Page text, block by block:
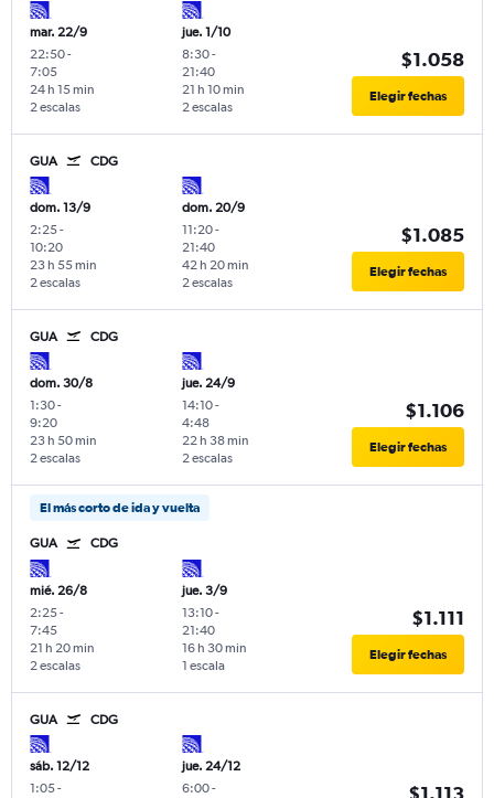
mar. 22/9
22:50-
7:05
2 escalas
24 h 15 min
jue. 1/10
8:30-
21:40
2 escalas
21 h 10 min
$1.058
Elegir fechas
GUA CDG
dom. 13/9
2:25-
10:20
2 escalas
23 h 55 min
dom. 20/9
11:20-
21:40
2 escalas
42 h 20 min
$1.085
Elegir fechas
GUA CDG
dom. 30/8
1:30-
9:20
2 escalas
23 h 50 min
jue. 24/9
14:10-
4:48
2 escalas
22 h 38 min
$1.106
Elegir fechas
El más corto de ida y vuelta
GUA CDG
mié. 26/8
2:25-
7:45
2 escalas
21 h 20 min
jue. 3/9
13:10-
21:40
1 escala
16 h 30 min
$1.111
Elegir fechas
GUA CDG
sáb. 12/12
1:05-
jue. 24/12
6:00-
$1.113